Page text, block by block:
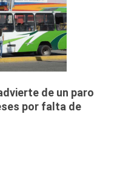
de un paro
por falta de